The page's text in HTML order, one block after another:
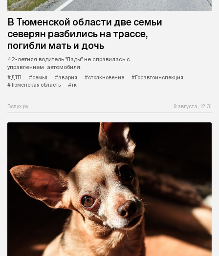
В Тюменской области две семьи
северян разбились на трассе,
погибли мать и дочь
42-летняя водитель "Лады" не справилась с
управлением автомобиля.
#ДТП
#семья #авария #столкновение
#Госавтоинспекция
#Тюменская область
#тк
Вслух.ру 9 августа, 12:31